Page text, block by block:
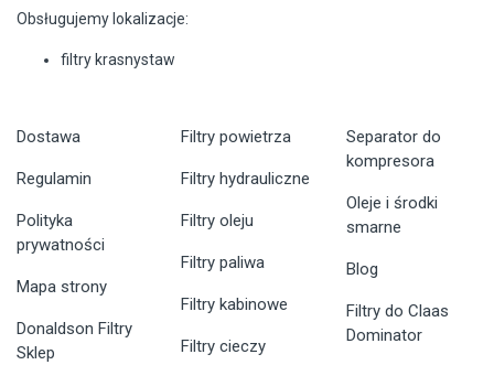
Obsługujemy lokalizacje:
filtry krasnystaw
Dostawa
Regulamin
Polityka
prywatności
Mapa strony
Donaldson Filtry
Sklep
Filtry powietrza
Filtry hydrauliczne
Filtry oleju
Filtry paliwa
Filtry kabinowe
Filtry cieczy
Separator do
kompresora
Oleje i środki
smarne
Blog
Filtry do Claas
Dominator